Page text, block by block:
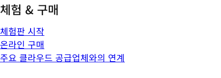
체험 & 구매
체험판 시작
온라인 구매
주요 클라우드 공급업체와의 연계